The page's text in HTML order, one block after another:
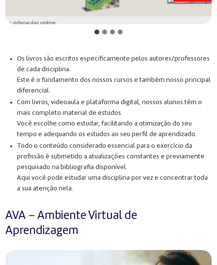
Os livros são escritos especificamente pelos autores/professores
de cada disciplina.
Este é o fundamento dos nossos cursos e também nosso principal
diferencial.
Com livros, videoaula e plataforma digital, nossos alunos têm o
mais completo material de estudos.
Você escolhe como estudar, facilitando a otimização do seu
tempo e adequando os estudos ao seu perfil de aprendizado.
Todo o conteúdo considerado essencial para o exercício da
profissão é submetido a atualizações constantes e previamente
pesquisado na bibliografia disponível.
Aqui você pode estudar uma disciplina por vez e concentrar toda
a sua atenção nela.
AVA – Ambiente Virtual de
Aprendizagem